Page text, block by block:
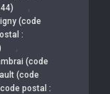
,
(code
:
,
(code
(code
postal :